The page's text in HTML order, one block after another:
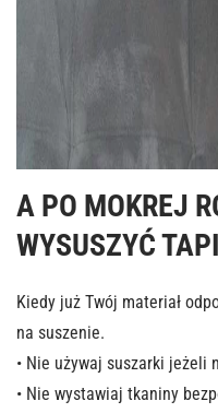
A PO MOKREJ
WYSUSZYĆ
Kiedy już Twój materiał
na suszenie.
• Nie używaj suszarki jeżeli
• Nie wystawiaj tkaniny